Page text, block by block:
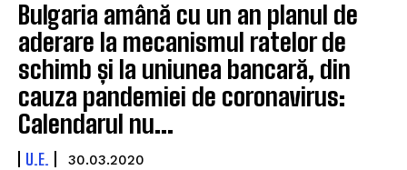
Bulgaria amână cu un an planul de
aderare la mecanismul ratelor de
schimb și la uniunea bancară, din
cauza pandemiei de coronavirus:
Calendarul nu...
U.E. 30.03.2020